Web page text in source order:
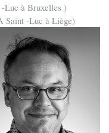
Luc à Bruxelles )
Saint -Luc à Liège)